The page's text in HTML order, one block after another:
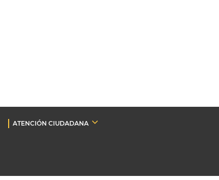
ATENCIÓN CIUDADANA